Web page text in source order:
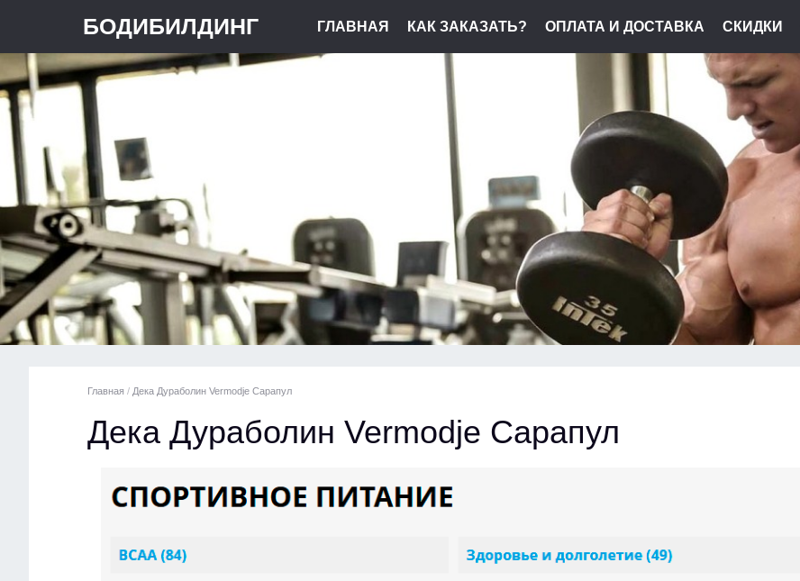
БОДИБИЛДИНГ ГЛАВНАЯ КАК ЗАКАЗАТЬ? ОПЛАТА И ДОСТАВКА СКИДКИ
Главная / Дека Дураболин Vermodje Сарапул
Дека Дураболин Vermodje Сарапул